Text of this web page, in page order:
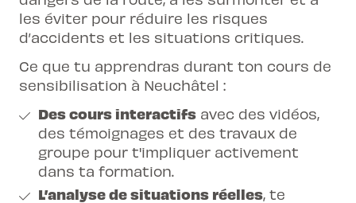
les éviter pour réduire les risques
d’accidents et les situations critiques.
Ce que tu apprendras durant ton cours de
sensibilisation à Neuchâtel :
Des cours interactifs avec des vidéos,
des témoignages et des travaux de
groupe pour t'impliquer activement
dans ta formation.
L’analyse de situations réelles, te